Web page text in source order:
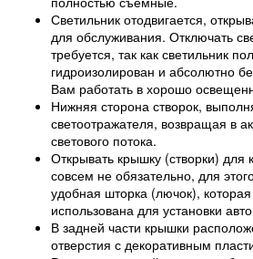
Светильник отодвигается,
для обслуживания. Отключать
требуется, так как светильник
гидроизолирован и абсолютно
Вам работать в хорошо
Нижняя сторона створок,
светоотражателя, возвращая в
светового потока.
Открывать крышку (створки)
совсем не обязательно, для
удобная шторка (лючок),
использована для установки
В задней части крышки
отверстия с декоративным